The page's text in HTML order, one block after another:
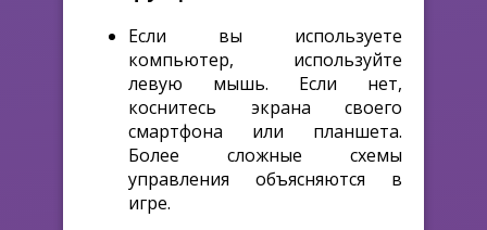
Если вы используете
компьютер, используйте
левую мышь. Если нет,
коснитесь экрана своего
смартфона или планшета.
Более сложные схемы
управления объясняются в
игре.